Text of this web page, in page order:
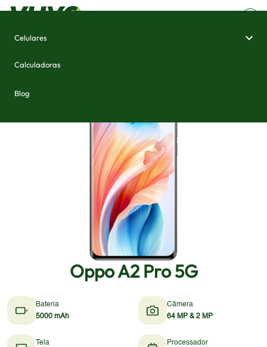
Celulares
Calculadoras
Blog
Oppo A2 Pro 5G
Bateria
5000 mAh
Câmera
64 MP & 2 MP
Tela
Processador